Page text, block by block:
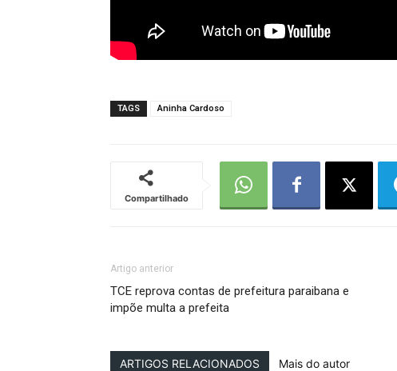
TAGS Aninha Cardoso
Compartilhado
Artigo anterior
TCE reprova contas de prefeitura paraibana e
impõe multa a prefeita
ARTIGOS RELACIONADOS Mais do autor